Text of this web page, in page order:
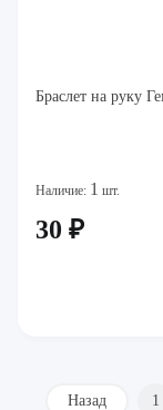
Браслет на руку
Наличие: 1 шт.
30 ₽
Назад 1